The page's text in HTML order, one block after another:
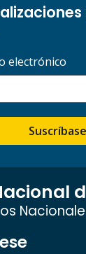
electrónico
Suscríbase